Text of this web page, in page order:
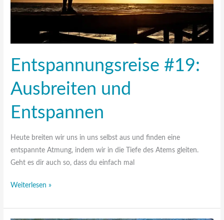
Entspannungsreise #19:
Ausbreiten und
Entspannen
Heute breiten wir uns in uns selbst aus und finden eine
entspannte Atmung, indem wir in die Tiefe des Atems gleiten.
Geht es dir auch so, dass du einfach mal
Weiterlesen »